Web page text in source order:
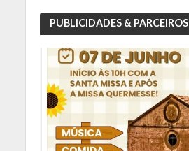
PUBLICIDADES & PARCEIROS